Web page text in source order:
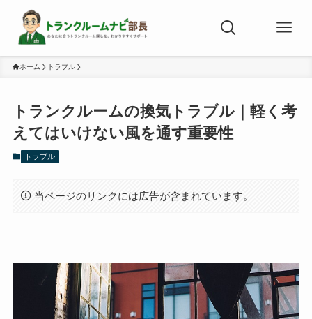
ホーム トラブル
トランクルームの換気トラブル｜軽く考
えてはいけない風を通す重要性
トラブル
当ページのリンクには広告が含まれています。